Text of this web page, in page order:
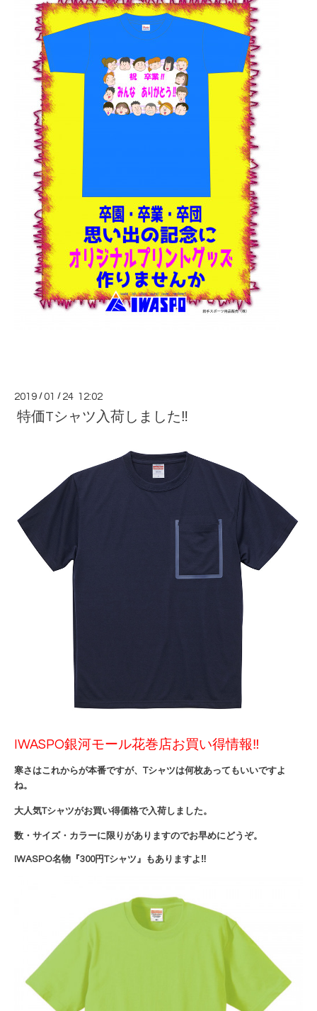
2019 /01 / 24 12:02
特価Tシャツ入荷しました‼
IWASPO銀河モール花巻店お買い得情報‼
寒さはこれからが本番ですが、Tシャツは何枚あってもいいですよ
ね。
大人気Tシャツがお買い得価格で入荷しました。
数・サイズ・カラーに限りがありますのでお早めにどうぞ。
IWASPO名物『300円Tシャツ』もありますよ‼